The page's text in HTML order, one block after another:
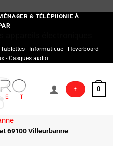
& TÉLÉPHONIE À
- Informatique - Hoverboard -
- Casques audio
+ 0
69100 Villeurbanne